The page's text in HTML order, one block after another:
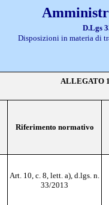
D.Lgs
Disposizioni in materia di
ALLEGATO
Riferimento normativo
Art. 10, c. 8, lett. a), d.lgs. n.
33/2013